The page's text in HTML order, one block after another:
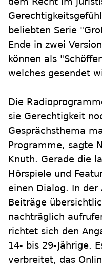
beliebten Serie
Ende in zwei
können als
welches gesendet
Die
sie Gerechtigkeit
Gesprächsthema
Programme, sagte
Knuth. Gerade die
Hörspiele und
einen Dialog. In der
Beiträge
nachträglich
richtet sich den
14- bis 29-Jährige.
verbreitet, das